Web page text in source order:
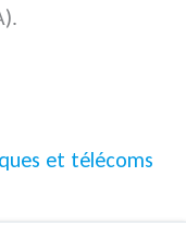
et télécoms